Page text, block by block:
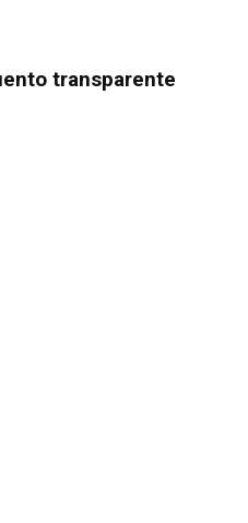
transparente